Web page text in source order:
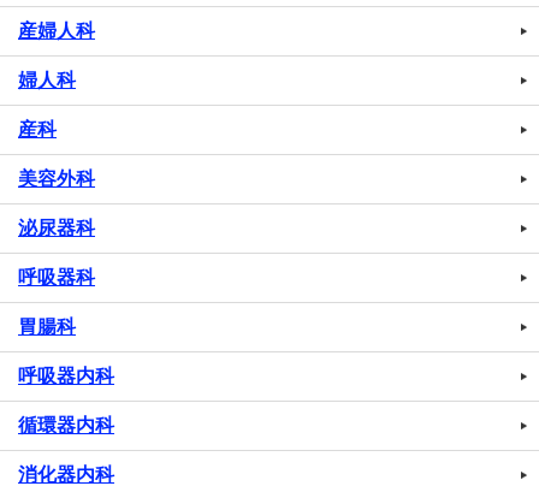
産婦人科
婦人科
産科
美容外科
泌尿器科
呼吸器科
胃腸科
呼吸器内科
循環器内科
消化器内科